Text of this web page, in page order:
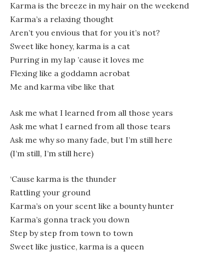
Karma is the breeze in my hair on the weekend
Karma’s a relaxing thought
Aren’t you envious that for you it’s not?
Sweet like honey, karma is a cat
Purring in my lap ’cause it loves me
Flexing like a goddamn acrobat
Me and karma vibe like that
Ask me what I learned from all those years
Ask me what I earned from all those tears
Ask me why so many fade, but I’m still here
(I’m still, I’m still here)
‘Cause karma is the thunder
Rattling your ground
Karma’s on your scent like a bounty hunter
Karma’s gonna track you down
Step by step from town to town
Sweet like justice, karma is a queen